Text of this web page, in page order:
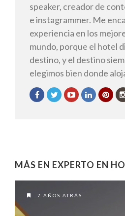
speaker, creador de
e instagrammer. Me
experiencia en los
mundo, porque el hotel
destino, y el destino
elegimos bien donde
MÁS EN EXPERTO EN
7 AÑOS ATRÁS